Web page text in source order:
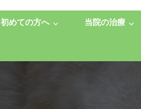
初めての方へ 当院の治療